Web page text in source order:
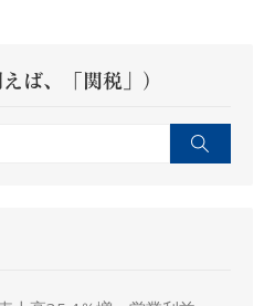
ば、「関税」）